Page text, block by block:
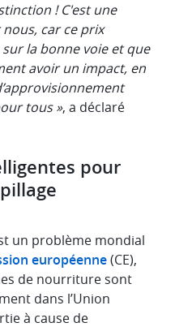
! C'est une
car ce prix
la bonne voie et que
avoir un impact, en
tous », a déclaré
pour
un problème mondial
européenne(CE),
de nourriture sont
dans l’Union
à cause de